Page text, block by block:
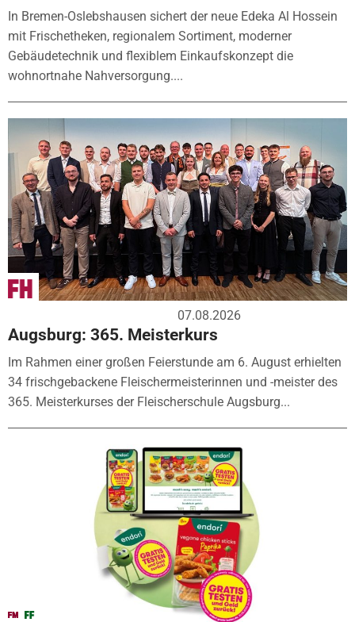
In Bremen-Oslebshausen sichert der neue Edeka Al Hossein
mit Frischetheken, regionalem Sortiment, moderner
Gebäudetechnik und flexiblem Einkaufskonzept die
wohnortnahe Nahversorgung....
07.08.2026
Augsburg: 365. Meisterkurs
Im Rahmen einer großen Feierstunde am 6. August erhielten
34 frischgebackene Fleischermeisterinnen und -meister des
365. Meisterkurses der Fleischerschule Augsburg...